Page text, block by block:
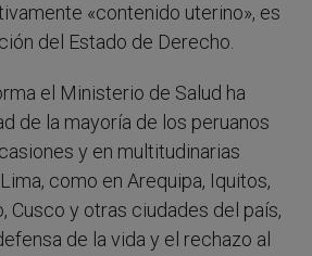
«contenido uterino», es
del Estado de Derecho.
el Ministerio de Salud ha
de la mayoría de los peruanos
y en multitudinarias
como en Arequipa, Iquitos,
Cusco y otras ciudades del país,
de la vida y el rechazo al